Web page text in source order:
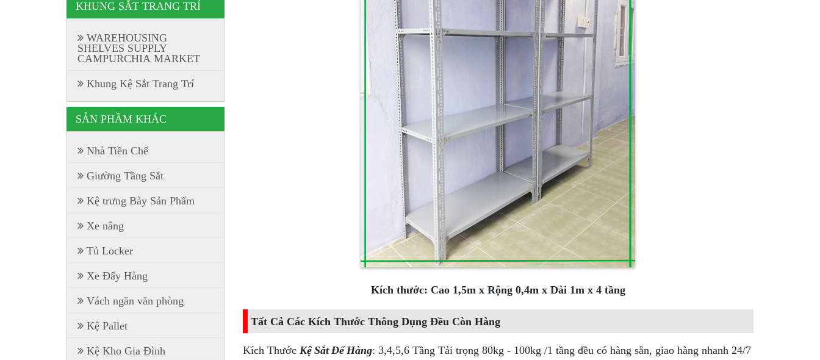
Kích thước: Cao 1,5m x Rộng 0,4m x Dài 1m x 4 tầng
Tất Cả Các Kích Thước Thông Dụng Đều Còn Hàng
Kích Thước Kệ Sắt Để Hàng: 3,4,5,6 Tầng Tải trọng 80kg - 100kg /1 tầng đều có hàng sẵn, giao hàng nhanh 24/7
KHUNG SẮT TRANG TRÍ
WAREHOUSING
SHELVES SUPPLY
CAMPURCHIA MARKET
Khung Kệ Sắt Trang Trí
SẢN PHẦM KHÁC
Nhà Tiền Chế
Giường Tầng Sắt
Kệ trưng Bày Sản Phẩm
Xe nâng
Tủ Locker
Xe Đẩy Hàng
Vách ngăn văn phòng
Kệ Pallet
Kệ Kho Gia Đình